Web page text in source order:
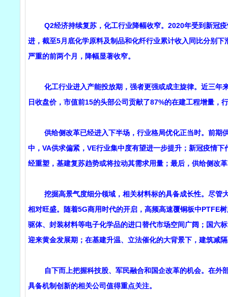
Q2经济持续复苏，化工行业降幅收窄。2020年受到新冠疫
进，截至5月底化学原料及制品和化纤行业累计收入同比分别
严重的前两个月，降幅显著收窄。
化工行业进入产能投放期，强者更强或成主旋律。近三年
日收盘价，市值前15的头部公司贡献了87%的在建工程增量，
供给侧改革已经进入下半场，行业格局优化正当时。前期
中，VA供求偏紧，VE行业集中度有望进一步提升；新冠疫情
经重塑，基建复苏趋势或将拉动其需求用量；最后，供给侧改
挖掘高景气度细分领域，相关材料标的具备成长性。尽管
相对旺盛。随着5G商用时代的开启，高频高速覆铜板中PTFE
驱体、封装材料等电子化学品的进口替代市场空间广阔；国六
迎来黄金发展期；在基建升温、立法催化的大背景下，建筑减
自下而上把握科技股、军民融合和国企改革的机会。在外
具备机制创新的相关公司值得重点关注。